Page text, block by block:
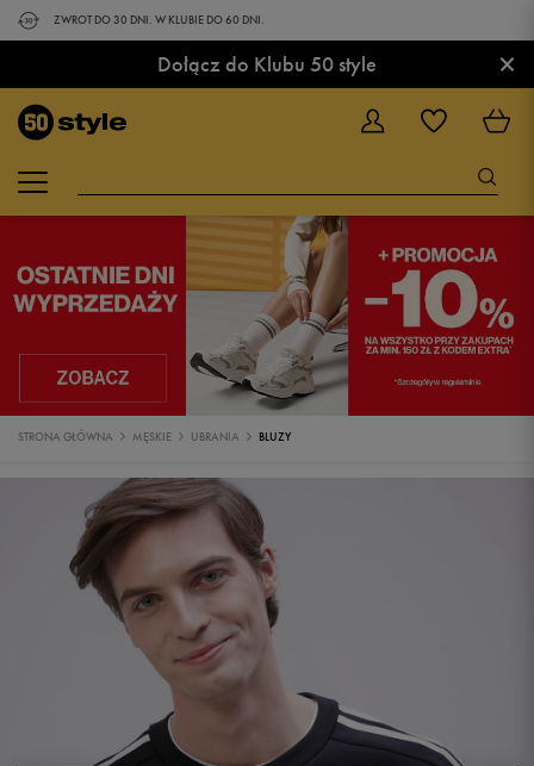
ZWROT DO 30 DNI. W KLUBIE DO 60 DNI.
Dołącz do Klubu 50 style ×
STRONA GŁÓWNA MĘSKIE UBRANIA BLUZY